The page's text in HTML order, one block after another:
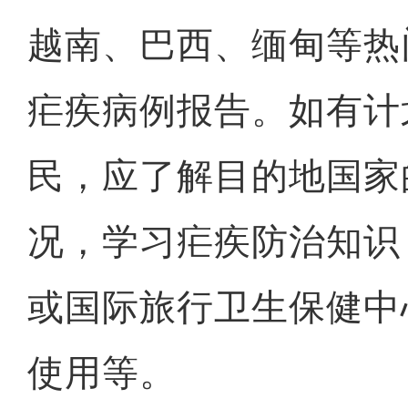
越南、巴西、缅甸等
疟疾病例报告。如有
民，应了解目的地国
况，学习疟疾防治知
或国际旅行卫生保健
使用等。